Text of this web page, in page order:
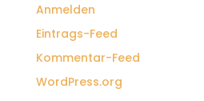
Anmelden
Eintrags-Feed
Kommentar-Feed
WordPress.org